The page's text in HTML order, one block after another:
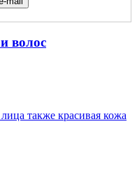
волос
также красивая кожа